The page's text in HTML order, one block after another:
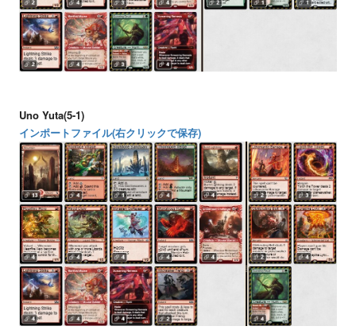
Uno Yuta(5-1)
インポートファイル(右クリックで保存)